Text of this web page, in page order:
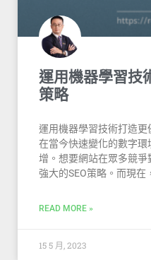
運用機器學習技
策略
運用機器學習技術打造更
在當今快速變化的數字環
增。想要網站在眾多競
強大的SEO策略。而現在
READ MORE »
15 5 月, 2023